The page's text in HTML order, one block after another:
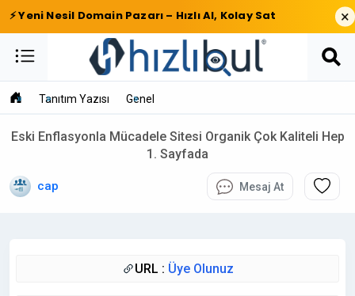
⚡ Yeni Nesil Domain Pazarı – Hızlı Al, Kolay Sat ×
Tanıtım Yazısı Genel
Eski Enflasyonla Mücadele Sitesi Organik Çok Kaliteli Hep
1. Sayfada
cap Mesaj At
URL : Üye Olunuz